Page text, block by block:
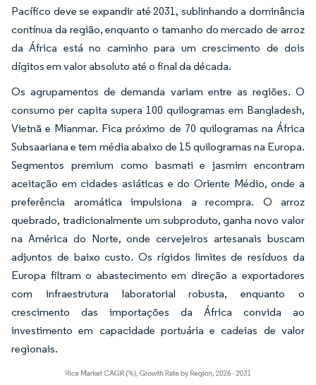
Pacífico deve se expandir até 2031, sublinhando a dominância
contínua da região, enquanto o tamanho do mercado de arroz
da África está no caminho para um crescimento de dois
dígitos em valor absoluto até o final da década.
Os agrupamentos de demanda variam entre as regiões. O
consumo per capita supera 100 quilogramas em Bangladesh,
Vietnã e Mianmar. Fica próximo de 70 quilogramas na África
Subsaariana e tem média abaixo de 15 quilogramas na Europa.
Segmentos premium como basmati e jasmim encontram
aceitação em cidades asiáticas e do Oriente Médio, onde a
preferência aromática impulsiona a recompra. O arroz
quebrado, tradicionalmente um subproduto, ganha novo valor
na América do Norte, onde cervejeiros artesanais buscam
adjuntos de baixo custo. Os rígidos limites de resíduos da
Europa filtram o abastecimento em direção a exportadores
com infraestrutura laboratorial robusta, enquanto o
crescimento das importações da África convida ao
investimento em capacidade portuária e cadeias de valor
regionais.